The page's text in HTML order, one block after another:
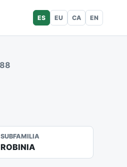
ES EU CA EN
SUBFAMILIA
ROBINIA